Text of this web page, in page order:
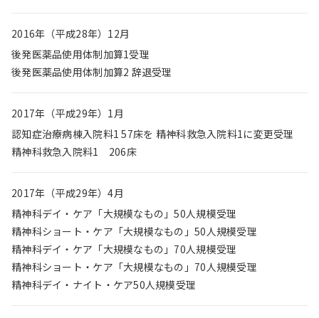
2016年（平成28年）12月
後発医薬品使用体制加算1受理
後発医薬品使用体制加算2 辞退受理
2017年（平成29年）1月
認知症治療病棟入院料1 57床を 精神科救急入院料1に変更受理
精神科救急入院料1 206床
2017年（平成29年）4月
精神科デイ・ケア「大規模なもの」50人規模受理
精神科ショート・ケア「大規模なもの」50人規模受理
精神科デイ・ケア「大規模なもの」70人規模受理
精神科ショート・ケア「大規模なもの」70人規模受理
精神科デイ・ナイト・ケア50人規模受理